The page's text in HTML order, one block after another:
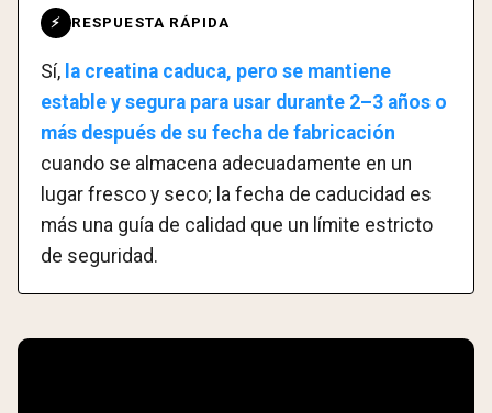
⚡ RESPUESTA RÁPIDA
Sí, la creatina caduca, pero se mantiene
estable y segura para usar durante 2–3 años o
más después de su fecha de fabricación
cuando se almacena adecuadamente en un
lugar fresco y seco; la fecha de caducidad es
más una guía de calidad que un límite estricto
de seguridad.